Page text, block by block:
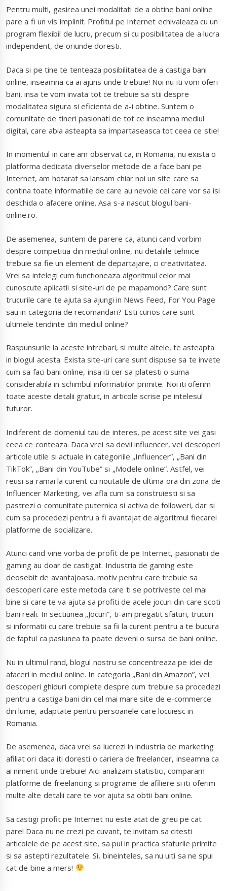
Pentru multi, gasirea unei modalitati de a obtine bani online
pare a fi un vis implinit. Profitul pe Internet echivaleaza cu un
program flexibil de lucru, precum si cu posibilitatea de a lucra
independent, de oriunde doresti.
Daca si pe tine te tenteaza posibilitatea de a castiga bani
online, inseamna ca ai ajuns unde trebuie! Noi nu iti vom oferi
bani, insa te vom invata tot ce trebuie sa stii despre
modalitatea sigura si eficienta de a-i obtine. Suntem o
comunitate de tineri pasionati de tot ce inseamna mediul
digital, care abia asteapta sa impartaseasca tot ceea ce stie!
In momentul in care am observat ca, in Romania, nu exista o
platforma dedicata diverselor metode de a face bani pe
Internet, am hotarat sa lansam chiar noi un site care sa
contina toate informatiile de care au nevoie cei care vor sa isi
deschida o afacere online. Asa s-a nascut blogul bani-
online.ro.
De asemenea, suntem de parere ca, atunci cand vorbim
despre competitia din mediul online, nu detaliile tehnice
trebuie sa fie un element de departajare, ci creativitatea.
Vrei sa intelegi cum functioneaza algoritmul celor mai
cunoscute aplicatii si site-uri de pe mapamond? Care sunt
trucurile care te ajuta sa ajungi in News Feed, For You Page
sau in categoria de recomandari? Esti curios care sunt
ultimele tendinte din mediul online?
Raspunsurile la aceste intrebari, si multe altele, te asteapta
in blogul acesta. Exista site-uri care sunt dispuse sa te invete
cum sa faci bani online, insa iti cer sa platesti o suma
considerabila in schimbul informatiilor primite. Noi iti oferim
toate aceste detalii gratuit, in articole scrise pe intelesul
tuturor.
Indiferent de domeniul tau de interes, pe acest site vei gasi
ceea ce conteaza. Daca vrei sa devii influencer, vei descoperi
articole utile si actuale in categoriile „Influencer”, „Bani din
TikTok”, „Bani din YouTube” si „Modele online”. Astfel, vei
reusi sa ramai la curent cu noutatile de ultima ora din zona de
Influencer Marketing, vei afla cum sa construiesti si sa
pastrezi o comunitate puternica si activa de followeri, dar si
cum sa procedezi pentru a fi avantajat de algoritmul fiecarei
platforme de socializare.
Atunci cand vine vorba de profit de pe Internet, pasionatii de
gaming au doar de castigat. Industria de gaming este
deosebit de avantajoasa, motiv pentru care trebuie sa
descoperi care este metoda care ti se potriveste cel mai
bine si care te va ajuta sa profiti de acele jocuri din care scoti
bani reali. In sectiunea „Jocuri”, ti-am pregatit sfaturi, trucuri
si informatii cu care trebuie sa fii la curent pentru a te bucura
de faptul ca pasiunea ta poate deveni o sursa de bani online.
Nu in ultimul rand, blogul nostru se concentreaza pe idei de
afaceri in mediul online. In categoria „Bani din Amazon”, vei
descoperi ghiduri complete despre cum trebuie sa procedezi
pentru a castiga bani din cel mai mare site de e-commerce
din lume, adaptate pentru persoanele care locuiesc in
Romania.
De asemenea, daca vrei sa lucrezi in industria de marketing
afiliat ori daca iti doresti o cariera de freelancer, inseamna ca
ai nimerit unde trebuie! Aici analizam statistici, comparam
platforme de freelancing si programe de afiliere si iti oferim
multe alte detalii care te vor ajuta sa obtii bani online.
Sa castigi profit pe Internet nu este atat de greu pe cat
pare! Daca nu ne crezi pe cuvant, te invitam sa citesti
articolele de pe acest site, sa pui in practica sfaturile primite
si sa astepti rezultatele. Si, bineinteles, sa nu uiti sa ne spui
cat de bine a mers!